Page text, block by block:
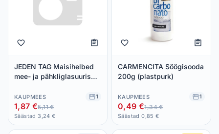
JEDEN TAG Maisihelbed
mee- ja pähkliglasuuris
KAUPMEES 1
1,87 €5,11 €
Säästad 3,24 €
CARMENCITA Söögisooda
200g (plastpurk)
KAUPMEES 1
0,49 €1,34 €
Säästad 0,85 €